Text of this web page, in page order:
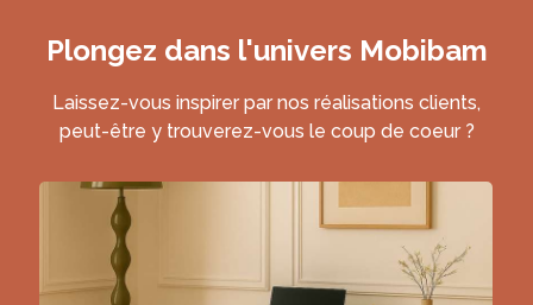
Plongez dans l'univers Mobibam
Laissez-vous inspirer par nos réalisations clients,
peut-être y trouverez-vous le coup de coeur ?